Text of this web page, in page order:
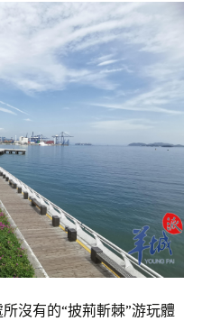
沒有的“披荊斬棘”游玩體